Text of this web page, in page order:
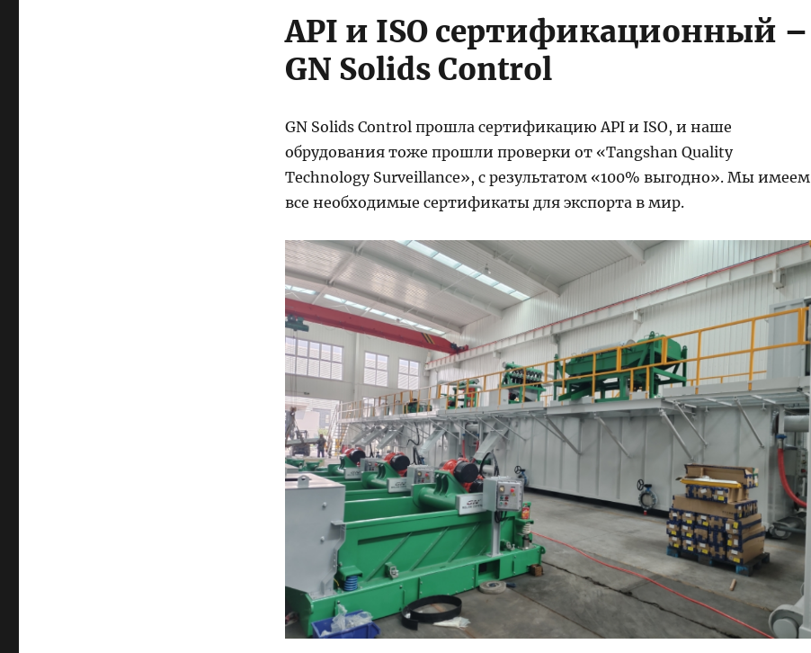
API и ISO сертификационный –
GN Solids Control
GN Solids Control прошла сертификацию API и ISO, и наше
обрудования тоже прошли проверки от «Tangshan Quality
Technology Surveillance», с результатом «100% выгодно». Мы имеем
все необходимые сертификаты для экспорта в мир.